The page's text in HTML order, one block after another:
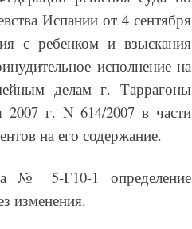
Испании от 4 сентября
с ребенком и взыскания
исполнение на
делам г. Таррагоны
2007 г. N 614/2007 в части
на его содержание.
№ 5-Г10-1 определение
изменения.